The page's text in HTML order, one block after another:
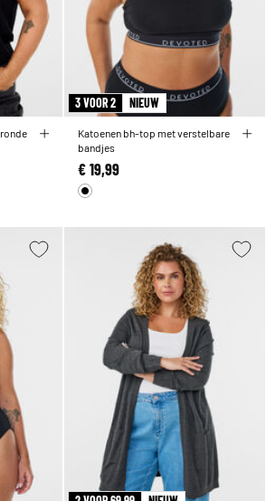
3 VOOR 2 NIEUW
Katoenen bh-top met verstelbare
bandjes
€ 19,99